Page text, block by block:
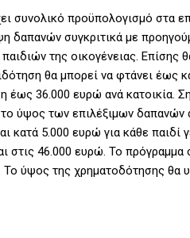
συνολικό προϋπολογισμό στα
δαπανών συγκριτικά με
της οικογένειας. Επίσης
θα μπορεί να φτάνει έως
έως 36.000 ευρώ ανά κατοικία.
ύψος των επιλέξιμων
κατά 5.000 ευρώ για κάθε παιδί
στις 46.000 ευρώ. Το
ύψος της χρηματοδότησης θα